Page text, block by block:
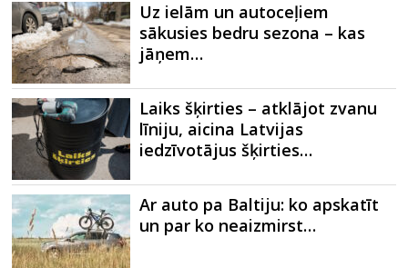
Uz ielām un autoceļiem
sākusies bedru sezona – kas
jāņem…
Laiks šķirties – atklājot zvanu
līniju, aicina Latvijas
iedzīvotājus šķirties…
Ar auto pa Baltiju: ko apskatīt
un par ko neaizmirst…